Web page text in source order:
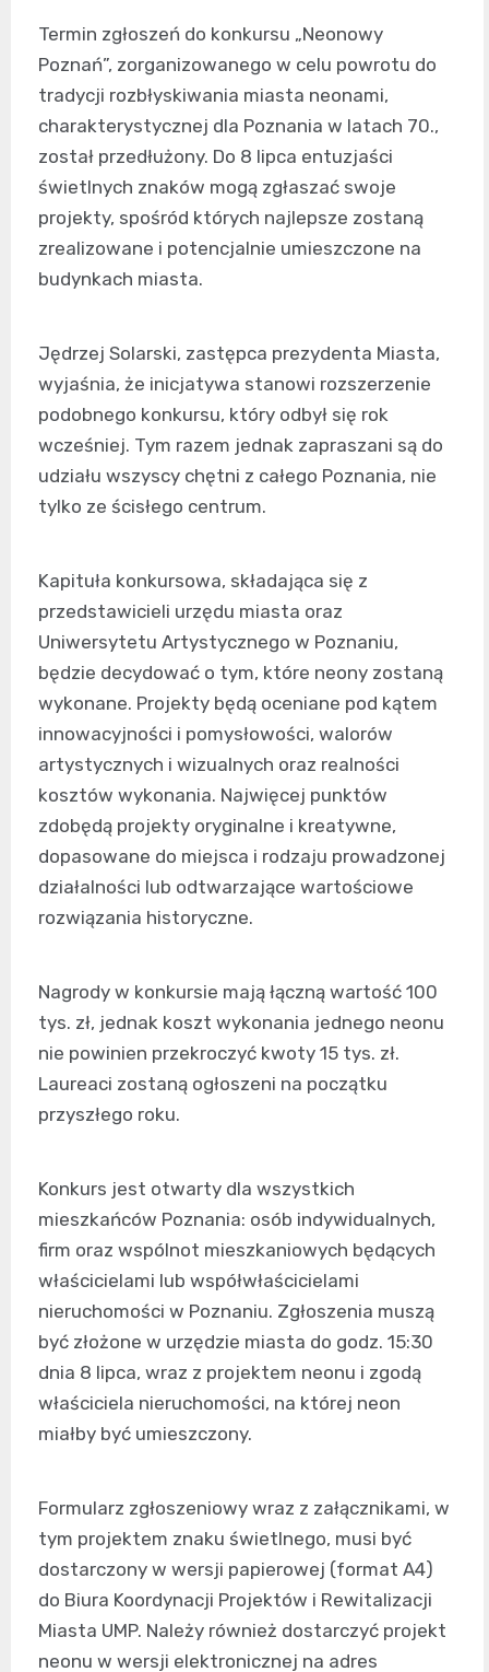
Termin zgłoszeń do konkursu „Neonowy
Poznań”, zorganizowanego w celu powrotu do
tradycji rozbłyskiwania miasta neonami,
charakterystycznej dla Poznania w latach 70.,
został przedłużony. Do 8 lipca entuzjaści
świetlnych znaków mogą zgłaszać swoje
projekty, spośród których najlepsze zostaną
zrealizowane i potencjalnie umieszczone na
budynkach miasta.
Jędrzej Solarski, zastępca prezydenta Miasta,
wyjaśnia, że inicjatywa stanowi rozszerzenie
podobnego konkursu, który odbył się rok
wcześniej. Tym razem jednak zapraszani są do
udziału wszyscy chętni z całego Poznania, nie
tylko ze ścisłego centrum.
Kapituła konkursowa, składająca się z
przedstawicieli urzędu miasta oraz
Uniwersytetu Artystycznego w Poznaniu,
będzie decydować o tym, które neony zostaną
wykonane. Projekty będą oceniane pod kątem
innowacyjności i pomysłowości, walorów
artystycznych i wizualnych oraz realności
kosztów wykonania. Najwięcej punktów
zdobędą projekty oryginalne i kreatywne,
dopasowane do miejsca i rodzaju prowadzonej
działalności lub odtwarzające wartościowe
rozwiązania historyczne.
Nagrody w konkursie mają łączną wartość 100
tys. zł, jednak koszt wykonania jednego neonu
nie powinien przekroczyć kwoty 15 tys. zł.
Laureaci zostaną ogłoszeni na początku
przyszłego roku.
Konkurs jest otwarty dla wszystkich
mieszkańców Poznania: osób indywidualnych,
firm oraz wspólnot mieszkaniowych będących
właścicielami lub współwłaścicielami
nieruchomości w Poznaniu. Zgłoszenia muszą
być złożone w urzędzie miasta do godz. 15:30
dnia 8 lipca, wraz z projektem neonu i zgodą
właściciela nieruchomości, na której neon
miałby być umieszczony.
Formularz zgłoszeniowy wraz z załącznikami, w
tym projektem znaku świetlnego, musi być
dostarczony w wersji papierowej (format A4)
do Biura Koordynacji Projektów i Rewitalizacji
Miasta UMP. Należy również dostarczyć projekt
neonu w wersji elektronicznej na adres